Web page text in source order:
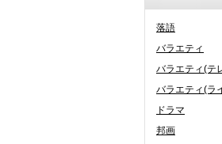
落語
バラエティ
バラエティ(テ
バラエティ(ラ
ドラマ
邦画